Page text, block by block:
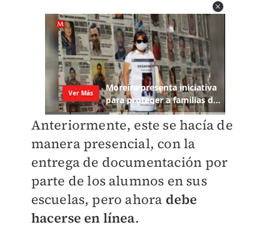
Anteriormente, este se hacía de
manera presencial, con la
entrega de documentación por
parte de los alumnos en sus
escuelas, pero ahora debe
hacerse en línea.